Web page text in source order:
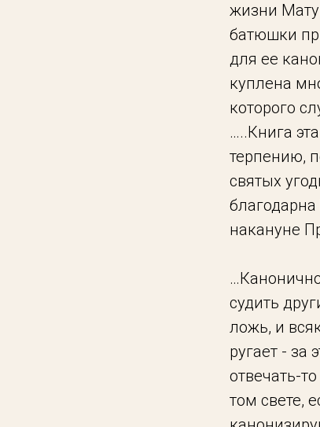
жизни
батюшки
для ее
куплена
которого
…..Книга
терпению,
святых
накануне
судить
ложь, и
ругает - за
отвечать-
том свете,